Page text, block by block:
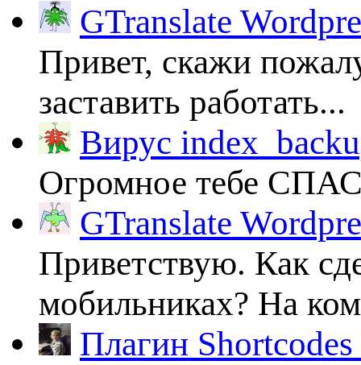
GTranslate
Привет, скажи
заставить работать...
Вирус
Огромное тебе
GTranslate
Приветствую. Как
мобильниках? На
Плагин